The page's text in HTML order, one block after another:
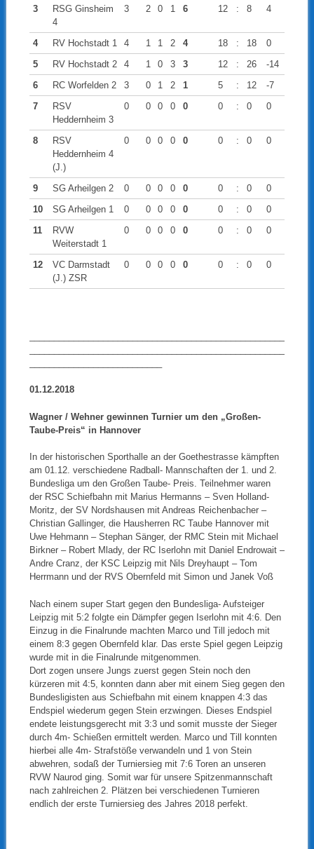
3
RSG Ginsheim
4
3 2 0 1 6 12 : 8 4
4 RV Hochstadt 1 4 1 1 2 4 18 : 18
0
5
RV Hochstadt 2 4 1 0 3 3 12 : 26
-14
6
RC Worfelden 2 3 0 1 2 1 5 : 12
-7
7
RSV
Heddernheim 3
0 0 0 0 0 0 : 0 0
8
RSV
Heddernheim 4
(J.)
0 0 0 0 0 0 : 0 0
9 SG Arheilgen 2 0 0 0 0 0 0 : 0
0
10
SG Arheilgen 1 0 0 0 0 0 0 : 0
0
11
RVW
Weiterstadt 1
0 0 0 0 0 0 : 0 0
12
VC Darmstadt
(J.) ZSR
0 0 0 0 0 0 : 0 0
01.12.2018
Wagner / Wehner gewinnen Turnier um den „Großen-
Taube-Preis“ in Hannover
In der historischen Sporthalle an der Goethestrasse kämpften
am 01.12. verschiedene Radball- Mannschaften der 1. und 2.
Bundesliga um den Großen Taube- Preis. Teilnehmer waren
der RSC Schiefbahn mit Marius Hermanns – Sven Holland-
Moritz, der SV Nordshausen mit Andreas Reichenbacher –
Christian Gallinger, die Hausherren RC Taube Hannover mit
Uwe Hehmann – Stephan Sänger, der RMC Stein mit Michael
Birkner – Robert Mlady, der RC Iserlohn mit Daniel Endrowait –
Andre Cranz, der KSC Leipzig mit Nils Dreyhaupt – Tom
Herrmann und der RVS Obernfeld mit Simon und Janek Voß
Nach einem super Start gegen den Bundesliga- Aufsteiger
Leipzig mit 5:2 folgte ein Dämpfer gegen Iserlohn mit 4:6. Den
Einzug in die Finalrunde machten Marco und Till jedoch mit
einem 8:3 gegen Obernfeld klar. Das erste Spiel gegen Leipzig
wurde mit in die Finalrunde mitgenommen.
Dort zogen unsere Jungs zuerst gegen Stein noch den
kürzeren mit 4:5, konnten dann aber mit einem Sieg gegen den
Bundesligisten aus Schiefbahn mit einem knappen 4:3 das
Endspiel wiederum gegen Stein erzwingen. Dieses Endspiel
endete leistungsgerecht mit 3:3 und somit musste der Sieger
durch 4m- Schießen ermittelt werden. Marco und Till konnten
hierbei alle 4m- Strafstöße verwandeln und 1 von Stein
abwehren, sodaß der Turniersieg mit 7:6 Toren an unseren
RVW Naurod ging. Somit war für unsere Spitzenmannschaft
nach zahlreichen 2. Plätzen bei verschiedenen Turnieren
endlich der erste Turniersieg des Jahres 2018 perfekt.